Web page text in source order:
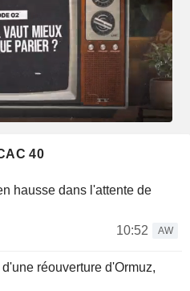
40
hausse dans l'attente de
10:52
AW
réouverture d'Ormuz,